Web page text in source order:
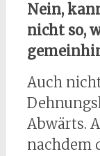
Nein,
nicht so,
Auch
Abwärts.
nachdem